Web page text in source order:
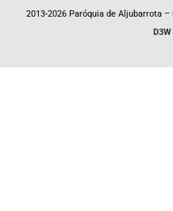
2013-2026 Paróquia de Aljubarrota